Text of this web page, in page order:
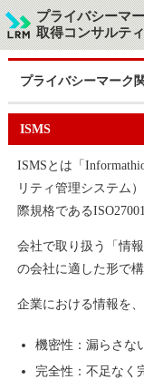
プライバシーマ
取得コンサルテ
プライバシーマーク
ISMS
ISMSとは「
リティ管理システム
際規格である
会社で取り扱う「情
の会社に適した形で
企業における情報を、
機密性：漏らさな
完全性：不足なく